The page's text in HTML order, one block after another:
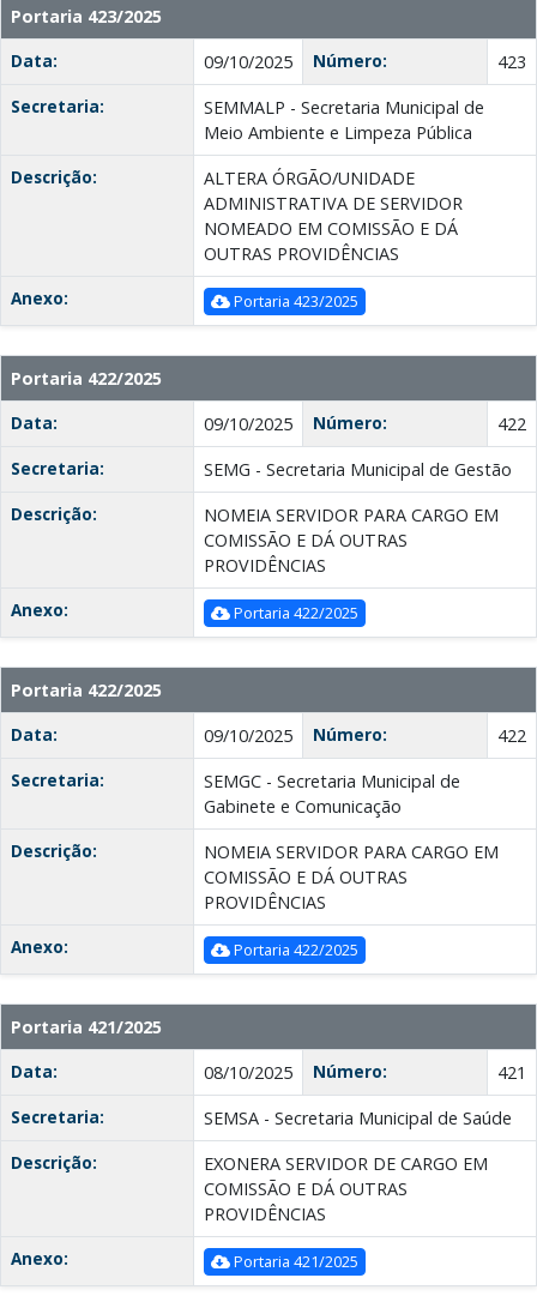
Portaria 423/2025
Data:
09/10/2025 Número:
423
Secretaria:
SEMMALP - Secretaria Municipal de
Meio Ambiente e Limpeza Pública
Descrição:
ALTERA ÓRGÃO/UNIDADE
ADMINISTRATIVA DE SERVIDOR
NOMEADO EM COMISSÃO E DÁ
OUTRAS PROVIDÊNCIAS
Anexo:
Portaria 423/2025
Portaria 422/2025
Data:
09/10/2025 Número:
422
Secretaria:
SEMG - Secretaria Municipal de Gestão
Descrição:
NOMEIA SERVIDOR PARA CARGO EM
COMISSÃO E DÁ OUTRAS
PROVIDÊNCIAS
Anexo:
Portaria 422/2025
Portaria 422/2025
Data:
09/10/2025 Número:
422
Secretaria:
SEMGC - Secretaria Municipal de
Gabinete e Comunicação
Descrição:
NOMEIA SERVIDOR PARA CARGO EM
COMISSÃO E DÁ OUTRAS
PROVIDÊNCIAS
Anexo:
Portaria 422/2025
Portaria 421/2025
Data:
08/10/2025 Número:
421
Secretaria:
SEMSA - Secretaria Municipal de Saúde
Descrição:
EXONERA SERVIDOR DE CARGO EM
COMISSÃO E DÁ OUTRAS
PROVIDÊNCIAS
Anexo:
Portaria 421/2025